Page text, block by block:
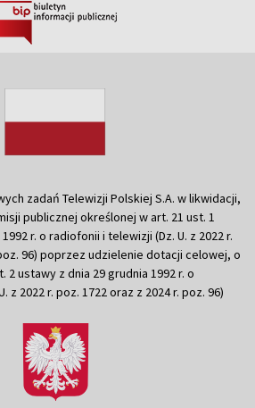
zadań Telewizji Polskiej S.A. w likwidacji,
publicznej określonej w art. 21 ust. 1
r. o radiofonii i telewizji (Dz. U. z 2022 r.
96) poprzez udzielenie dotacji celowej, o
2 ustawy z dnia 29 grudnia 1992 r. o
z 2022 r. poz. 1722 oraz z 2024 r. poz. 96)